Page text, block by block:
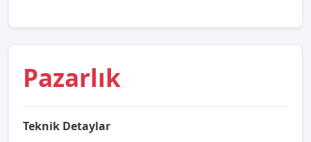
Pazarlık
Teknik Detaylar